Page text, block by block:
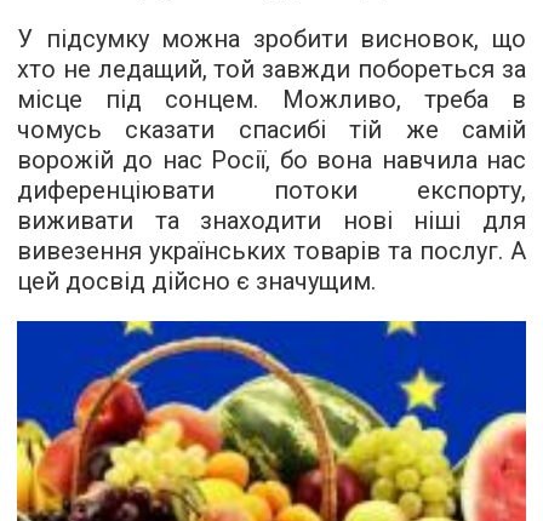
У підсумку можна зробити висновок, що
хто не ледащий, той завжди побореться за
місце під сонцем. Можливо, треба в
чомусь сказати спасибі тій же самій
ворожій до нас Росії, бо вона навчила нас
диференціювати потоки експорту,
виживати та знаходити нові ніші для
вивезення українських товарів та послуг. А
цей досвід дійсно є значущим.